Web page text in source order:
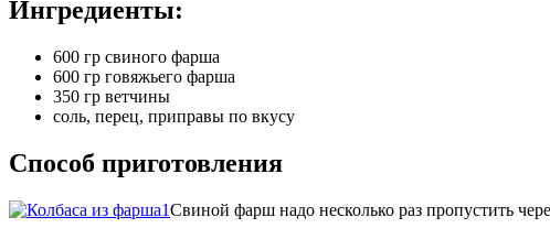
Ингредиенты:
600 гр свиного фарша
600 гр говяжьего фарша
350 гр ветчины
соль, перец, приправы по вкусу
Способ приготовления
Свиной фарш надо несколько раз пропустить